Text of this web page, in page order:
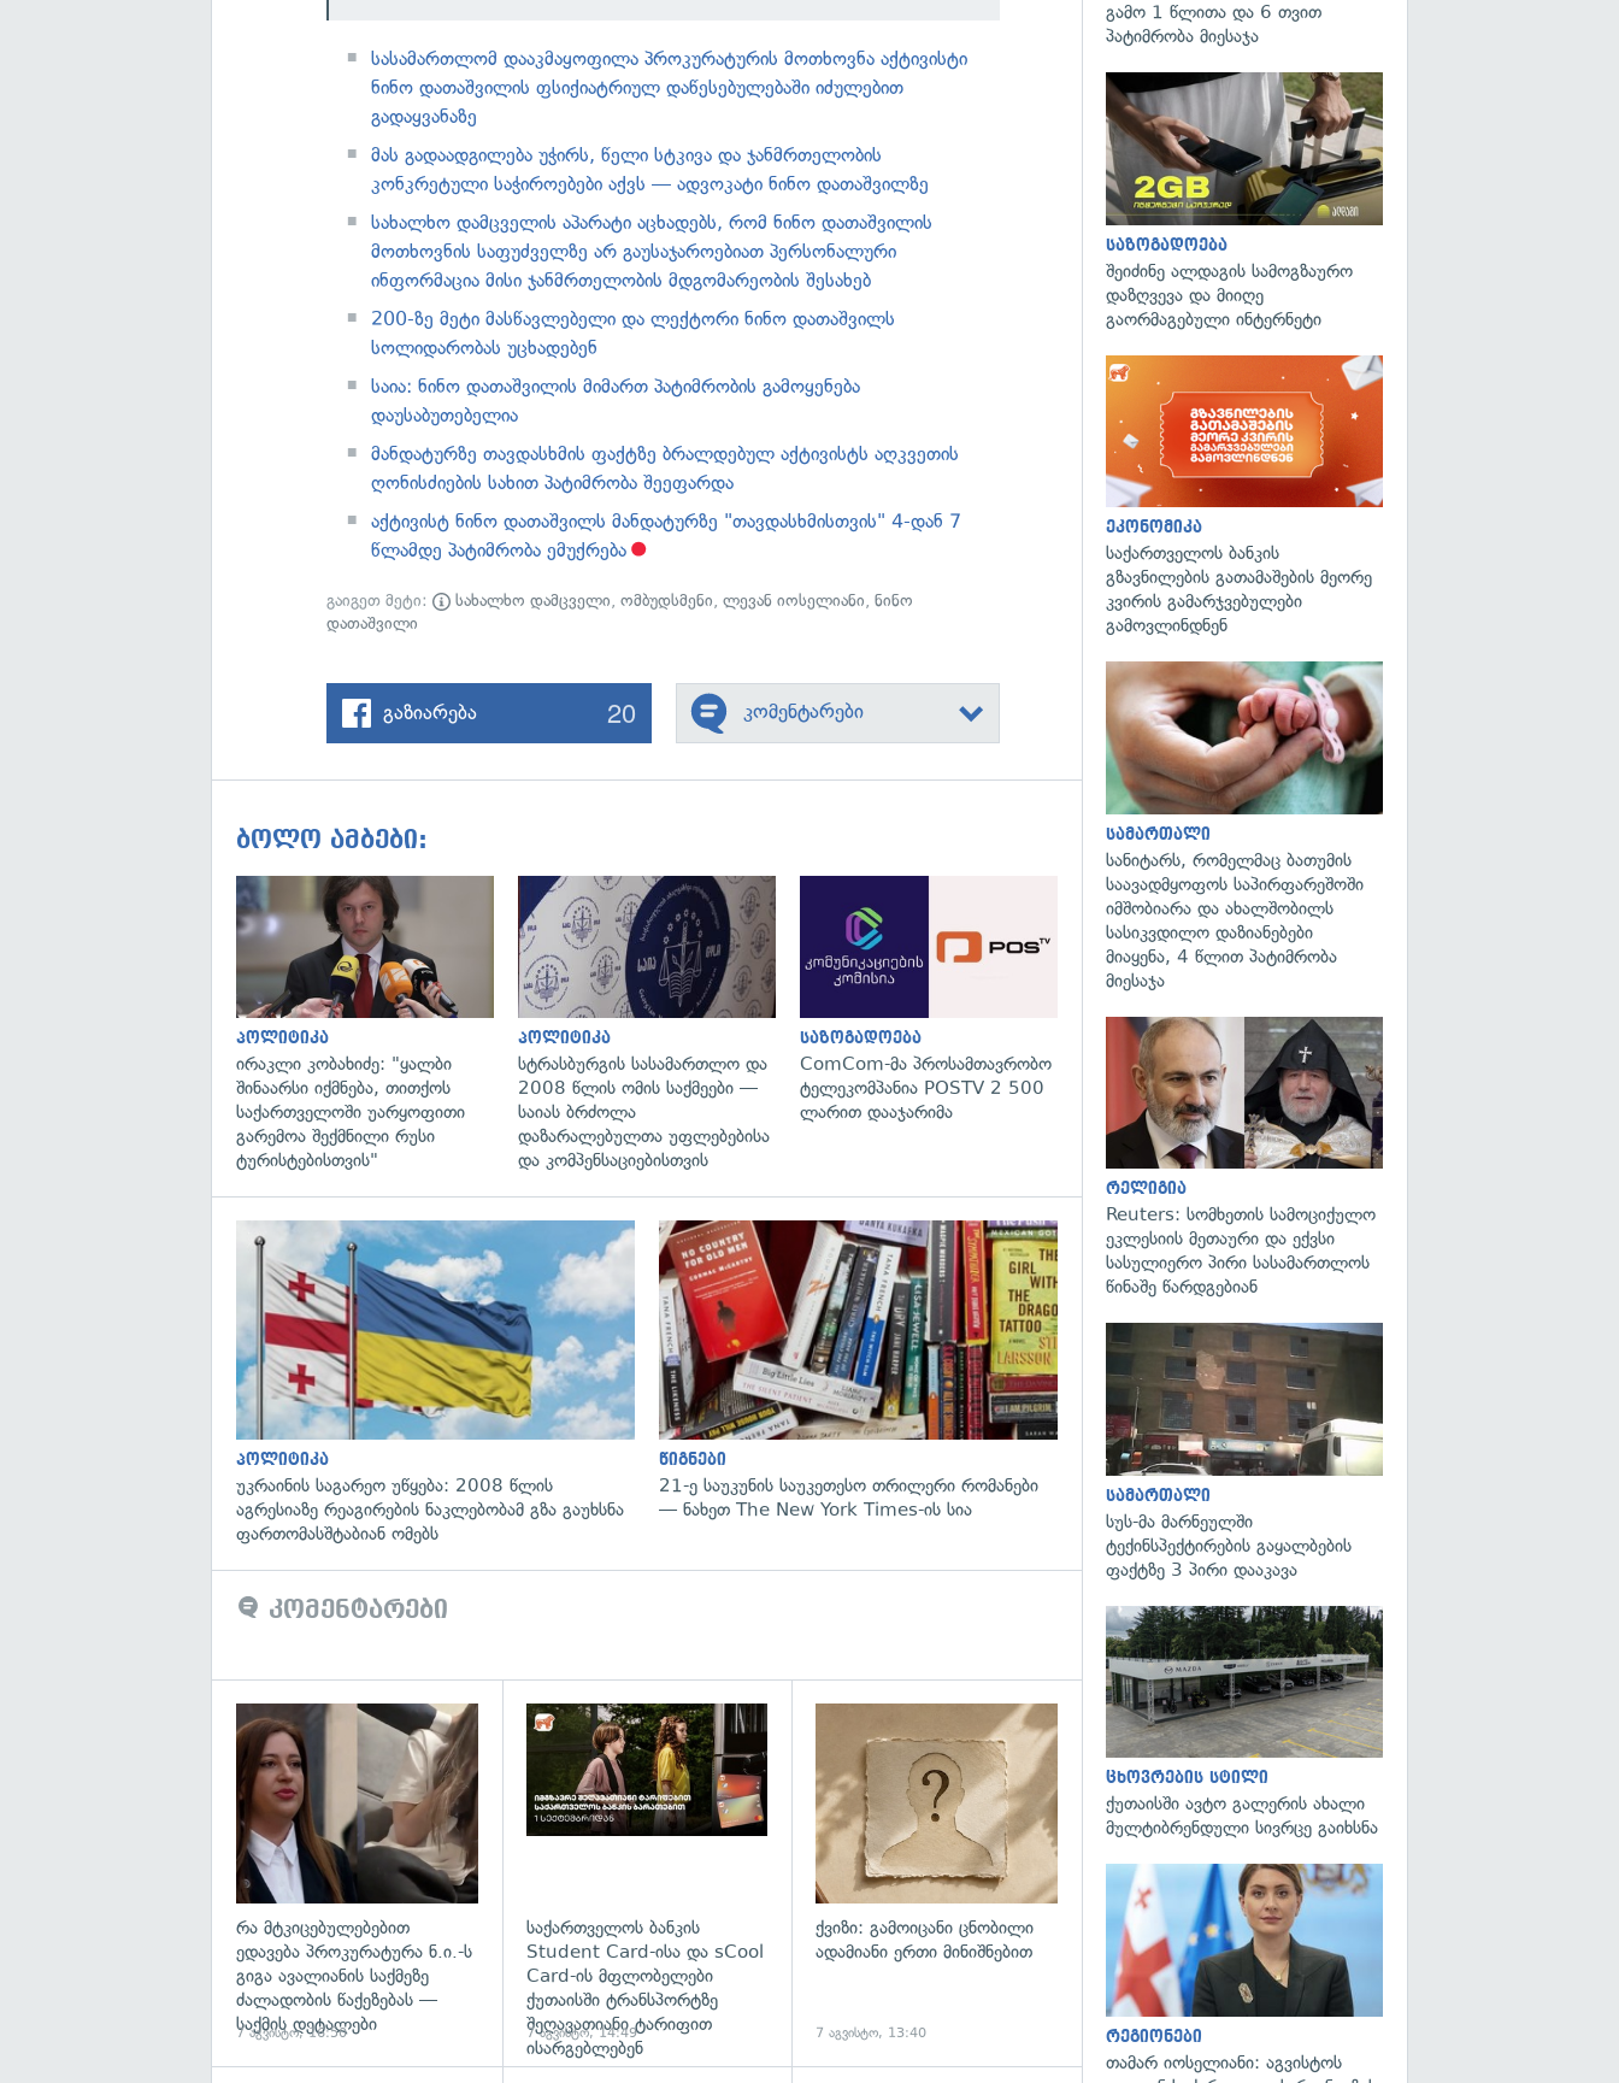
სასამართლომ დააკმაყოფილა პროკურატურის მოთხოვნა აქტივისტი
ნინო დათაშვილის ფსიქიატრიულ დაწესებულებაში იძულებით
გადაყვანაზე
მას გადაადგილება უჭირს, წელი სტკივა და ჯანმრთელობის
კონკრეტული საჭიროებები აქვს — ადვოკატი ნინო დათაშვილზე
სახალხო დამცველის აპარატი აცხადებს, რომ ნინო დათაშვილის
მოთხოვნის საფუძველზე არ გაუსაჯაროებიათ პერსონალური
ინფორმაცია მისი ჯანმრთელობის მდგომარეობის შესახებ
200-ზე მეტი მასწავლებელი და ლექტორი ნინო დათაშვილს
სოლიდარობას უცხადებენ
საია: ნინო დათაშვილის მიმართ პატიმრობის გამოყენება
დაუსაბუთებელია
მანდატურზე თავდასხმის ფაქტზე ბრალდებულ აქტივისტს აღკვეთის
ღონისძიების სახით პატიმრობა შეეფარდა
აქტივისტ ნინო დათაშვილს მანდატურზე "თავდასხმისთვის" 4-დან 7
წლამდე პატიმრობა ემუქრება
გაიგეთ მეტი: სახალხო დამცველი,ომბუდსმენი,ლევან იოსელიანი,ნინო
დათაშვილი
გაზიარება 20 კომენტარები
ბოლო ამბები:
გადახედვა
პოლიტიკა
ირაკლი კობახიძე: "ყალბი
შინაარსი იქმნება, თითქოს
საქართველოში უარყოფითი
გარემოა შექმნილი რუსი
ტურისტებისთვის"
პოლიტიკა
სტრასბურგის სასამართლო და
2008 წლის ომის საქმეები —
საიას ბრძოლა
დაზარალებულთა უფლებებისა
და კომპენსაციებისთვის
გადახედვა
საზოგადოება
ComCom-მა პროსამთავრობო
ტელეკომპანია POSTV 2 500
ლარით დააჯარიმა
გადახედვა
პოლიტიკა
უკრაინის საგარეო უწყება: 2008 წლის
აგრესიაზე რეაგირების ნაკლებობამ გზა გაუხსნა
ფართომასშტაბიან ომებს
გადახედვა
წიგნები
21-ე საუკუნის საუკეთესო თრილერი რომანები
— ნახეთ The New York Times-ის სია
კომენტარები
გადახედვა
რა მტკიცებულებებით
ედავება პროკურატურა ნ.ი.-ს
გიგა ავალიანის საქმეზე
ძალადობის წაქეზებას —
საქმის დეტალები
7 აგვისტო, 16:50
საქართველოს ბანკის
Student Card-ისა და sCool
Card-ის მფლობელები
ქუთაისში ტრანსპორტზე
შეღავათიანი ტარიფით
ისარგებლებენ
7 აგვისტო, 14:49
ქვიზი: გამოიცანი ცნობილი
ადამიანი ერთი მინიშნებით
7 აგვისტო, 13:40
გამო 1 წლითა და 6 თვით
პატიმრობა მიესაჯა
საზოგადოება
შეიძინე ალდაგის სამოგზაურო
დაზღვევა და მიიღე
გაორმაგებული ინტერნეტი
ეკონომიკა
საქართველოს ბანკის
გზავნილების გათამაშების მეორე
კვირის გამარჯვებულები
გამოვლინდნენ
სამართალი
სანიტარს, რომელმაც ბათუმის
საავადმყოფოს საპირფარეშოში
იმშობიარა და ახალშობილს
სასიკვდილო დაზიანებები
მიაყენა, 4 წლით პატიმრობა
მიესაჯა
რელიგია
Reuters: სომხეთის სამოციქულო
ეკლესიის მეთაური და ექვსი
სასულიერო პირი სასამართლოს
წინაშე წარდგებიან
სამართალი
სუს-მა მარნეულში
ტექინსპექტირების გაყალბების
ფაქტზე 3 პირი დააკავა
ცხოვრების სტილი
ქუთაისში ავტო გალერის ახალი
მულტიბრენდული სივრცე გაიხსნა
რეგიონები
თამარ იოსელიანი: აგვისტოს